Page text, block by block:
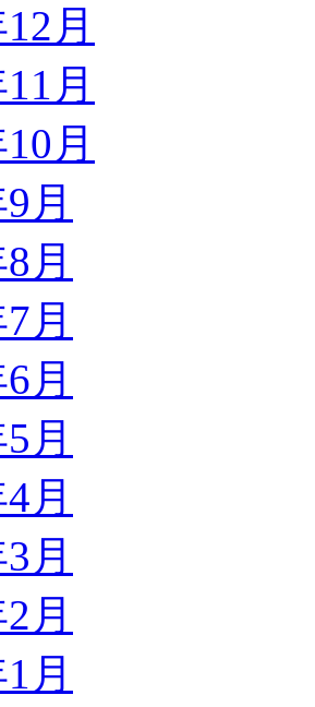
月
月
月
月
月
月
月
月
月
月
月
月